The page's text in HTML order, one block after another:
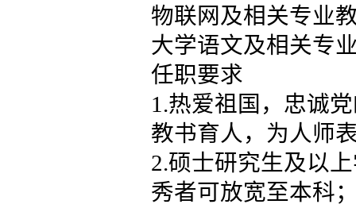
物联网及相关专业
大学语文及相
任职要求
1.热爱祖国，忠诚
教书育人，为人师
2.硕士研究生及以
秀者可放宽至本科